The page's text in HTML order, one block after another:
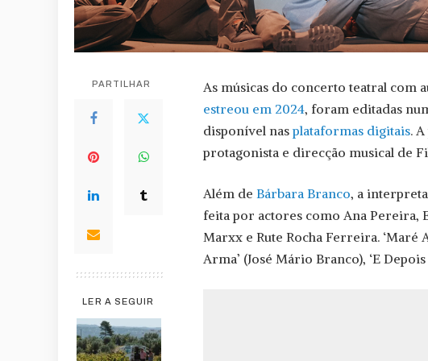
PARTILHAR
LER A SEGUIR
As músicas do concerto teatral com
estreou em 2024, foram editadas
disponível nasplataformas digitais.
protagonista e direcção musical de
Além de Bárbara Branco, a
feita por actores como Ana Pereira,
Marxx e Rute Rocha Ferreira. ‘Maré
Arma’ (José Mário Branco), ‘E